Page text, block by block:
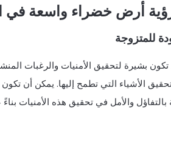
أرض خضراء واسعة في
بشيرة لتحقيق الأمنيات والرغبات
الأشياء التي تطمح إليها. يمكن أن تكون
والأمل في تحقيق هذه الأمنيات بناءً